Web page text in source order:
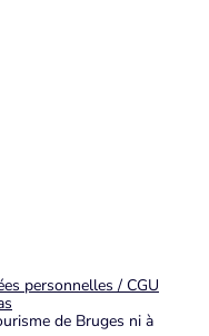
personnelles / CGU
de Bruges ni à